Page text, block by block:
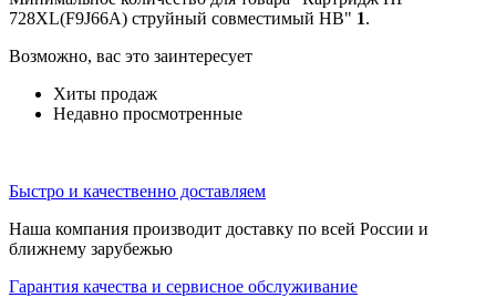
728XL(F9J66A) струйный совместимый HB" 1.
Возможно, вас это заинтересует
Хиты продаж
Недавно просмотренные
Быстро и качественно доставляем
Наша компания производит доставку по всей России и
ближнему зарубежью
Гарантия качества и сервисное обслуживание